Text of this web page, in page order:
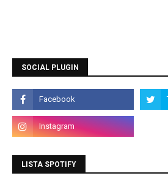
SOCIAL PLUGIN
LISTA SPOTIFY